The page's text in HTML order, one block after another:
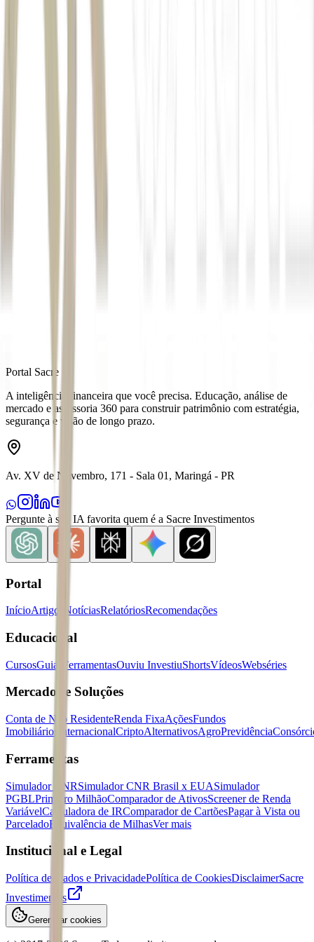
Portal Sacre
A inteligência financeira que você precisa. Educação, análise de
mercado e assessoria 360 para construir patrimônio com estratégia,
segurança e visão de longo prazo.
Av. XV de Novembro, 171 - Sala 01, Maringá - PR
Pergunte à sua IA favorita quem é a Sacre Investimentos
Portal
InícioArtigos NotíciasRelatóriosRecomendações
Educacional
CursosGuias FerramentasOuviu InvestiuShortsVídeosWebséries
Mercados e Soluções
Conta de Não ResidenteRenda FixaAçõesFundos
Imobiliários
InternacionalCriptoAlternativosAgroPrevidência
Ferramentas
Simulador CNRSimulador CNR Brasil x EUASimulador
PGBLPrimeiro MilhãoComparador de AtivosScreener de Renda
VariávelCalculadora de IRComparador de CartõesPagar à Vista ou
ParceladoEquivalência de MilhasVer mais
Institucional e Legal
Política de Dados e PrivacidadePolítica de CookiesDisclaimerSacre
Investimentos
Gerenciar cookies